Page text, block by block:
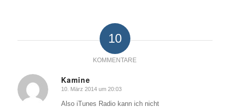
10
KOMMENTARE
Kamine
sagte:
10. März 2014 um 20:03
Also iTunes Radio kann ich nicht